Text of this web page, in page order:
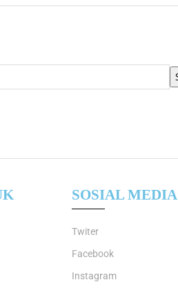
SOSIAL MEDIA
Twiter
Facebook
Instagram